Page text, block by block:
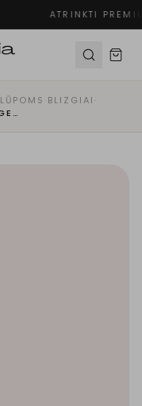
ATRINKTI
LŪPOMS ·BLIZGIAI ·
MISS COP GLOWY KISSY LŪPŲ BLIZGESYS SORBET FRAISE